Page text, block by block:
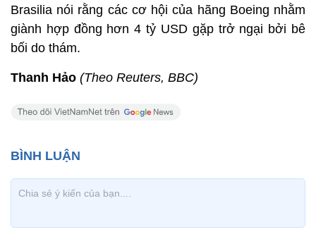
Brasilia nói rằng các cơ hội của hãng Boeing nhằm
giành hợp đồng hơn 4 tỷ USD gặp trở ngại bởi bê
bối do thám.
Thanh Hảo (Theo Reuters, BBC)